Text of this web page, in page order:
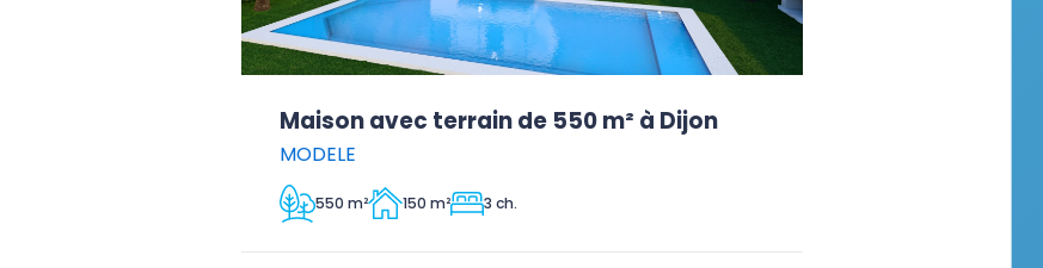
Maison avec terrain de 550 m² à Dijon
MODELE
550 m² 150 m² 3 ch.